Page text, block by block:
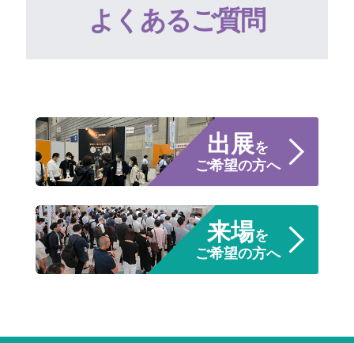
よくあるご質問
出展を
ご希望の方へ
来場を
ご希望の方へ